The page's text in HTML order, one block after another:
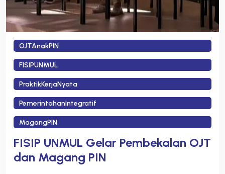
OJTAnakPIN
FISIPUNMUL
PraktikKerjaNyata
PemerintahanIntegratif
MagangPIN
FISIP UNMUL Gelar Pembekalan OJT
dan Magang PIN